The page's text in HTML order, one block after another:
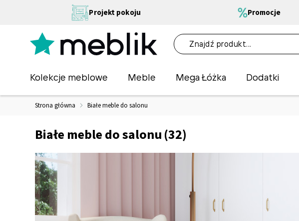
Projekt pokoju Promocje
Kolekcje meblowe Meble Mega Łóżka Dodatki
Strona główna Białe meble do salonu
Białe meble do salonu (32)